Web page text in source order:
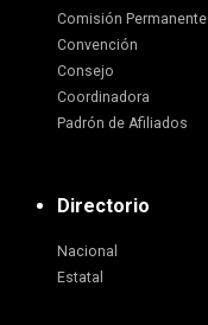
Comisión Permanente
Convención
Consejo
Coordinadora
Padrón de Afiliados
Directorio
Nacional
Estatal